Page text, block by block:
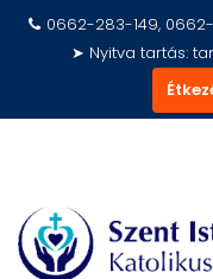
0662-283-149,
➤ Nyitva tartás: